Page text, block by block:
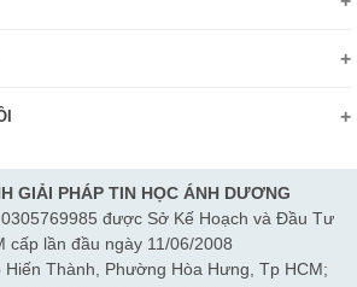
khoản
hàng
2- Thứ 7:
1h15-5h30
GIẢI PHÁP TIN HỌC ÁNH DƯƠNG
được Sở Kế Hoạch và Đầu Tư
cấp lần đầu ngày 11/06/2008
Thành, Phường Hòa Hưng, Tp HCM;